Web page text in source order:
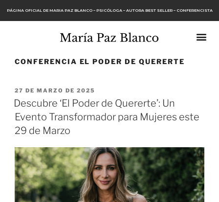
PÁGINA OFICIAL DE MARIA PAZ BLANCO – PSICÓLOGA – AUTORA BEST SELLER – CONFERENCISTA
CONFERENCIA EL PODER DE QUERERTE
27 DE MARZO DE 2025
Descubre ‘El Poder de Quererte’: Un
Evento Transformador para Mujeres este
29 de Marzo